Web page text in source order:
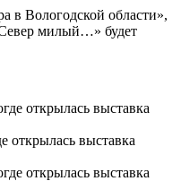
в Вологодской области»,
милый…» будет
открылась выставка